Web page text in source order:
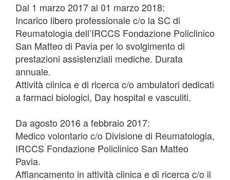
Dal 1 marzo 2017 al 01 marzo 2018:
Incarico libero professionale c/o la SC di
Reumatologia dell’IRCCS Fondazione Policlinico
San Matteo di Pavia per lo svolgimento di
prestazioni assistenziali mediche. Durata
annuale.
Attività clinica e di ricerca c/o ambulatori dedicati
a farmaci biologici, Day hospital e vasculiti.
Da agosto 2016 a febbraio 2017:
Medico volontario c/o Divisione di Reumatologia,
IRCCS Fondazione Policlinico San Matteo
Pavia.
Affiancamento in attività clinica e di ricerca c/o il